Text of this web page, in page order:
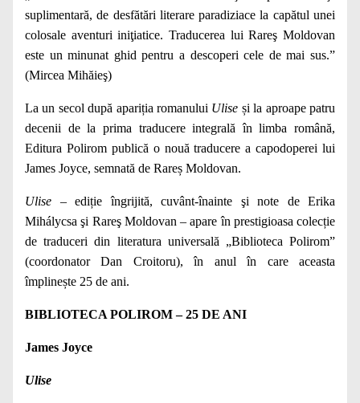
suplimentară, de desfătări literare paradiziace la capătul unei
colosale aventuri iniţiatice. Traducerea lui Rareş Moldovan
este un minunat ghid pentru a descoperi cele de mai sus.”
(Mircea Mihăieş)
La un secol după apariția romanului Ulise și la aproape patru
decenii de la prima traducere integrală în limba română,
Editura Polirom publică o nouă traducere a capodoperei lui
James Joyce, semnată de Rareș Moldovan.
Ulise – ediție îngrijită, cuvânt-înainte şi note de Erika
Mihálycsa şi Rareş Moldovan – apareîn prestigioasa colecție
de traduceri din literatura universală „Biblioteca Polirom”
(coordonator Dan Croitoru), în anul în care aceasta
împlinește 25 de ani.
BIBLIOTECA POLIROM – 25 DE ANI
James Joyce
Ulise